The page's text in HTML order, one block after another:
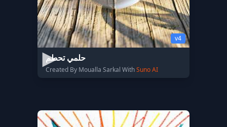
v4
حلمي تحطم
Created By Moualla Sarkal WithSuno AI